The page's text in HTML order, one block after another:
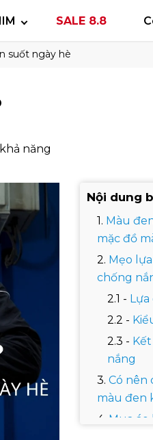
SALE 8.8
suốt ngày hè
năng
Nội dung
Màu
mặc đồ
Mẹo
chống
nắng
Có nên
màu đen
Mua